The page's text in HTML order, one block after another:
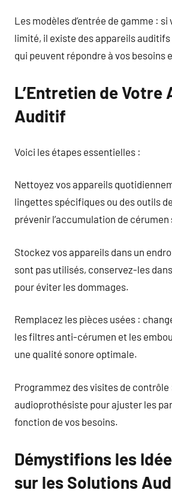
Les modèles d’entrée de gamme :
limité, il existe des appareils
qui peuvent répondre à vos besoins
L’Entretien de Votre
Auditif
Voici les étapes essentielles :
Nettoyez vos appareils
lingettes spécifiques ou des outils
prévenir l’accumulation de
Stockez vos appareils dans un
sont pas utilisés, conservez-les
pour éviter les dommages.
Remplacez les pièces usées :
les filtres anti-cérumen et les
une qualité sonore optimale.
Programmez des visites de
audioprothésiste pour ajuster les
fonction de vos besoins.
Démystifions les
sur les Solutions